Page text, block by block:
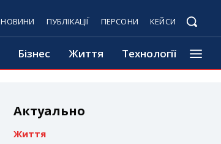
НОВИНИ ПУБЛІКАЦІЇ ПЕРСОНИ КЕЙСИ
Бізнес Життя Технології
Актуально
Життя